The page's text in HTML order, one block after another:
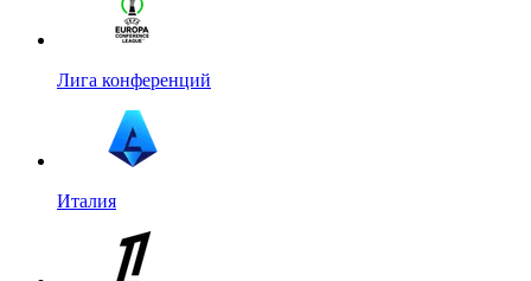
Лига конференций
Италия